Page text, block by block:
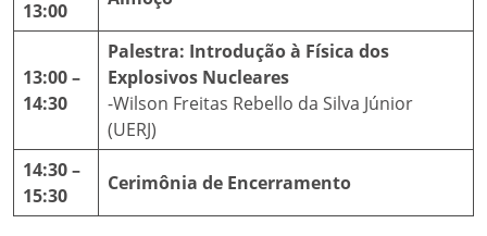
13:00
13:00 –
14:30
Palestra: Introdução à Física dos
Explosivos Nucleares
-Wilson Freitas Rebello da Silva Júnior
(UERJ)
14:30 –
15:30
Cerimônia de Encerramento